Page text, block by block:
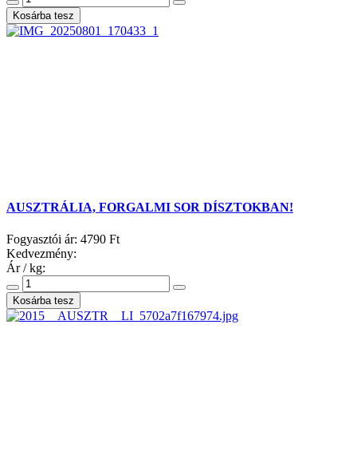
AUSZTRÁLIA, FORGALMI SOR DÍSZTOKBAN!
Fogyasztói ár: 4790 Ft
Kedvezmény:
Ár / kg: